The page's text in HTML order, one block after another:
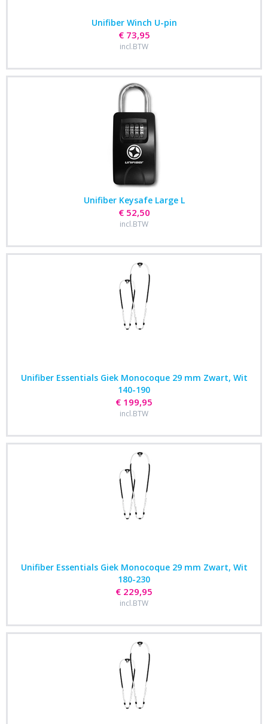
Unifiber Winch U-pin
€ 73,95
incl.BTW
Unifiber Keysafe Large L
€ 52,50
incl.BTW
Unifiber Essentials Giek Monocoque 29 mm Zwart, Wit
140-190
€ 199,95
incl.BTW
Unifiber Essentials Giek Monocoque 29 mm Zwart, Wit
180-230
€ 229,95
incl.BTW